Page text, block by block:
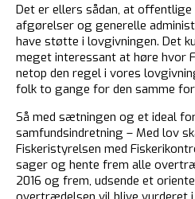
Det er ellers sådan, at
afgørelser og generelle
have støtte i lovgivningen. Det
meget interessant at høre hvor
netop den regel i vores
folk to gange for den samme
Så med sætningen og et ideal
samfundsindretning – Med lov
Fiskeristyrelsen med
sager og hente frem alle
2016 og frem, udsende et